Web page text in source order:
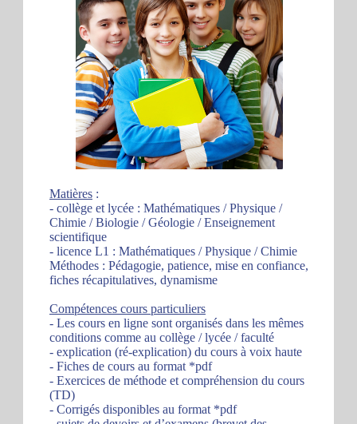
Matières :
- collège et lycée : Mathématiques / Physique /
Chimie / Biologie / Géologie / Enseignement
scientifique
- licence L1 : Mathématiques / Physique / Chimie
Méthodes : Pédagogie, patience, mise en confiance,
fiches récapitulatives, dynamisme
Compétences cours particuliers
- Les cours en ligne sont organisés dans les mêmes
conditions comme au collège / lycée / faculté
- explication (ré-explication) du cours à voix haute
- Fiches de cours au format *pdf
- Exercices de méthode et compréhension du cours
(TD)
- Corrigés disponibles au format *pdf